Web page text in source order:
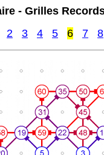
- Grilles
2 3 4 5 6 7 8